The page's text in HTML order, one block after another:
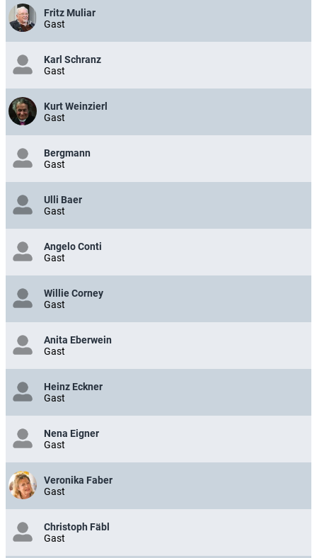
Fritz Muliar
Gast
Karl Schranz
Gast
Kurt Weinzierl
Gast
Bergmann
Gast
Ulli Baer
Gast
Angelo Conti
Gast
Willie Corney
Gast
Anita Eberwein
Gast
Heinz Eckner
Gast
Nena Eigner
Gast
Veronika Faber
Gast
Christoph Fäbl
Gast